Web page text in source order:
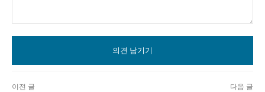
이전 글 다음 글